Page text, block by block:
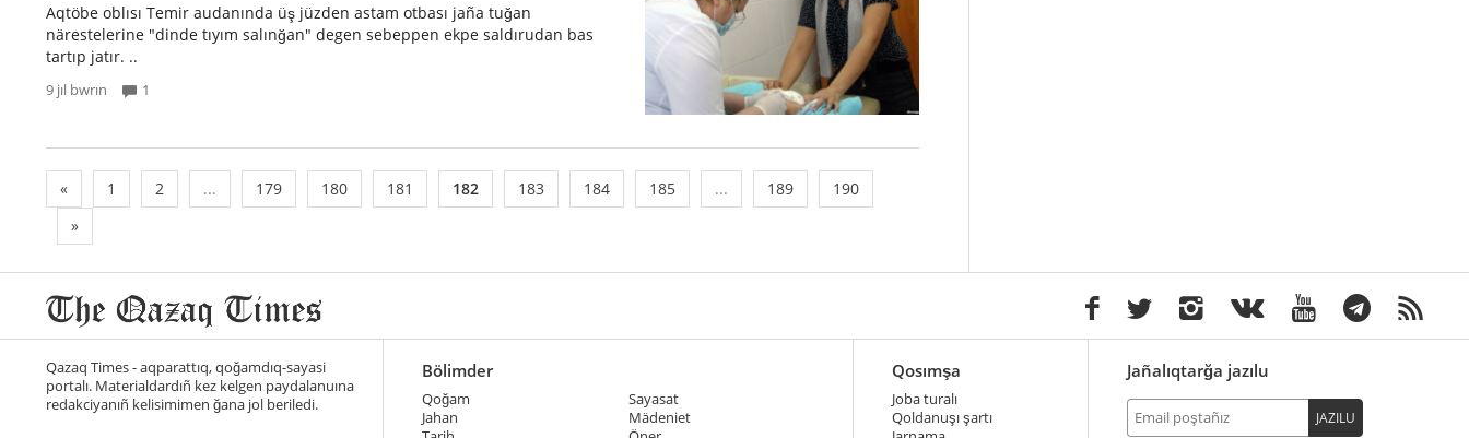
Aqtöbe oblısı Temir audanında üş jüzden astam otbası jaña tuğan
närestelerine "dinde tıyım salınğan" degen sebeppen ekpe saldırudan bas
tartıp jatır. ..
9 jıl bwrın 1
« 1 2 ... 179 180 181 182 183 184 185 ... 189
190
»
Qazaq Times - aqparattıq, qoğamdıq-sayasi
portalı. Materialdardıñ kez kelgen paydalanuına
redakciyanıñ kelisimimen ğana jol beriledi.
Bölimder
Qoğam
Jahan
Sayasat
Mädeniet
Qosımşa
Joba turalı
Qoldanuşı şartı
Jañalıqtarğa jazılu
JAZILU